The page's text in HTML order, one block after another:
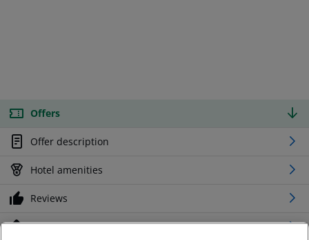
Offers
Offer description
Hotel amenities
Reviews
Location